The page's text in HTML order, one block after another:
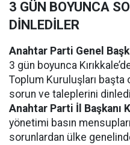
3 GÜN BOYUNCA
DİNLEDİLER
Anahtar Parti Genel
3 gün boyunca
Toplum Kuruluşları
sorun ve taleplerini
Anahtar Parti İl Başkanı
yönetimi basın
sorunlardan ülke